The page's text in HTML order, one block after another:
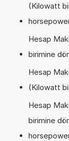
(Kilowatt
Hesap
birimine
Hesap
(Kilowatt
Hesap
birimine